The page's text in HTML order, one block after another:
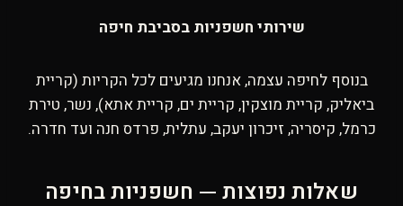
שירותי חשפניות בסביבת חיפה
בנוסף לחיפה עצמה, אנחנו מגיעים לכל הקריות (קריית
ביאליק, קריית מוצקין, קריית ים, קריית אתא), נשר, טירת
כרמל, קיסריה, זיכרון יעקב, עתלית, פרדס חנה ועד חדרה.
שאלות נפוצות — חשפניות בחיפה